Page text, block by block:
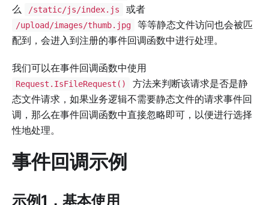
么
/static/js/index.js 或者
/upload/images/thumb.jpg
等等静态文件访问也会被匹
配到，会进入到注册的事件回调函数中进行处理。
我们可以在事件回调函数中使用
Request.IsFileRequest()
方法来判断该请求是否是静
态文件请求，如果业务逻辑不需要静态文件的请求事件回
调，那么在事件回调函数中直接忽略即可，以便进行选择
性地处理。
事件回调示例
示例1，基本使用